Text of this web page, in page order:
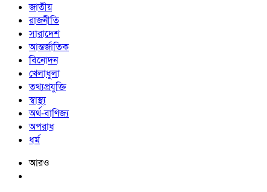
জাতীয়
রাজনীতি
সারাদেশ
আন্তর্জাতিক
বিনোদন
খেলাধুলা
তথ্যপ্রযুক্তি
স্বাস্থ্য
অর্থ-বাণিজ্য
অপরাধ
ধর্ম
আরও